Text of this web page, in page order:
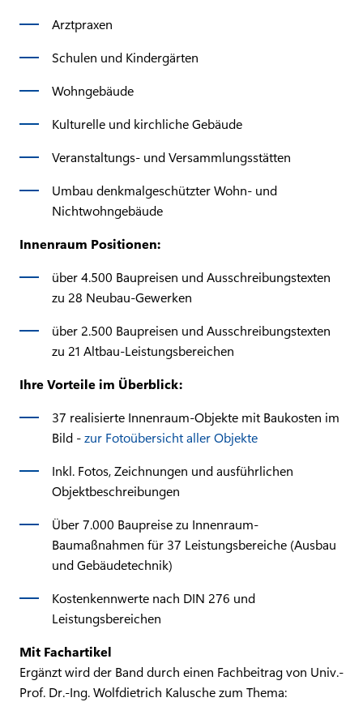
Arztpraxen
Schulen und Kindergärten
Wohngebäude
Kulturelle und kirchliche Gebäude
Veranstaltungs- und Versammlungsstätten
Umbau denkmalgeschützter Wohn- und
Nichtwohngebäude
Innenraum Positionen:
über 4.500 Baupreisen und Ausschreibungstexten
zu 28 Neubau-Gewerken
über 2.500 Baupreisen und Ausschreibungstexten
zu 21 Altbau-Leistungsbereichen
Ihre Vorteile im Überblick:
37 realisierte Innenraum-Objekte mit Baukosten im
Bild -zur Fotoübersicht aller Objekte
Inkl. Fotos, Zeichnungen und ausführlichen
Objektbeschreibungen
Über 7.000 Baupreise zu Innenraum-
Baumaßnahmen für 37 Leistungsbereiche (Ausbau
und Gebäudetechnik)
Kostenkennwerte nach DIN 276 und
Leistungsbereichen
Mit Fachartikel
Ergänzt wird der Band durch einen Fachbeitrag von Univ.-
Prof. Dr.-Ing. Wolfdietrich Kalusche zum Thema: